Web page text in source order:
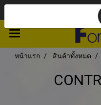
หน้าแรก สินค้าทั้งหมด